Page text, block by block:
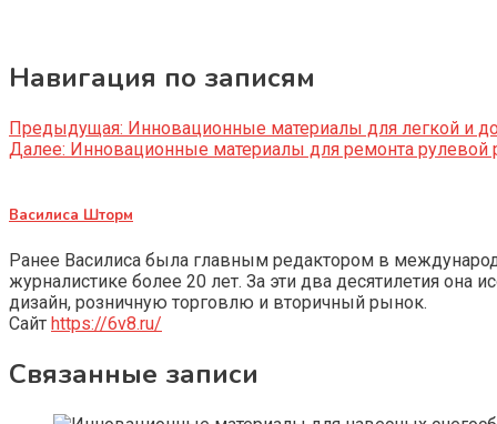
Навигация по записям
Предыдущая: Инновационные материалы для легкой и
Далее: Инновационные материалы для ремонта рулевой
Василиса Шторм
Ранее Василиса была главным редактором в
журналистике более 20 лет. За эти два десятилетия
дизайн, розничную торговлю и вторичный рынок.
Сайт https://6v8.ru/
Связанные записи